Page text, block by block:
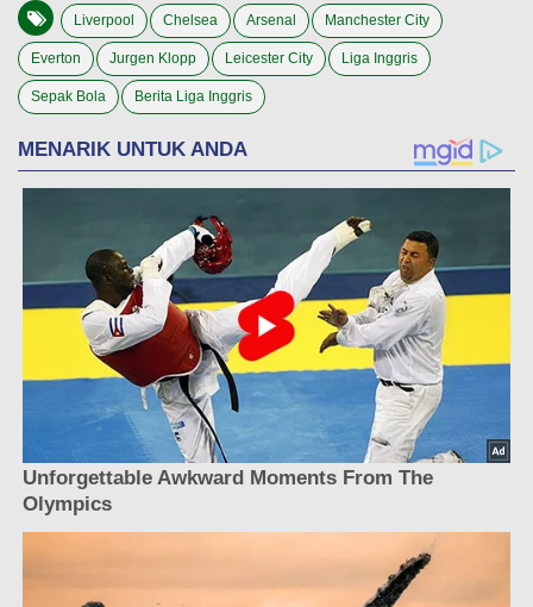
Liverpool Chelsea Arsenal Manchester City
Everton Jurgen Klopp Leicester City Liga Inggris
Sepak Bola Berita Liga Inggris